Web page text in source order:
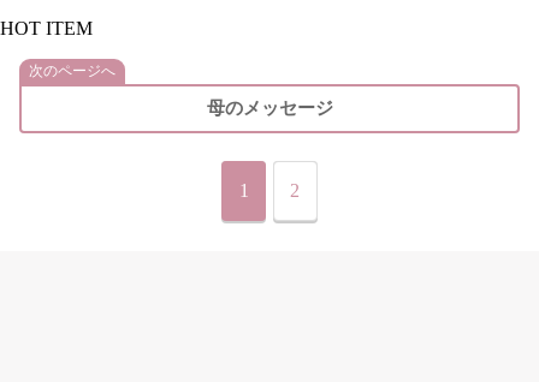
HOT ITEM
次のページへ
母のメッセージ
1 2